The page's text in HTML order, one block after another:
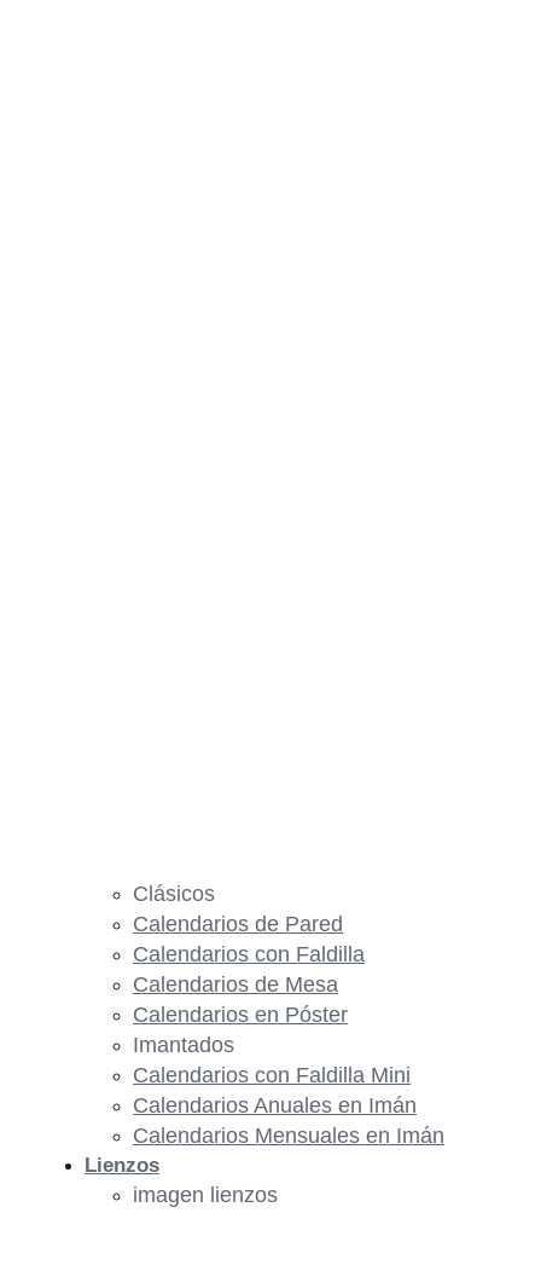
Clásicos
Calendarios de Pared
Calendarios con Faldilla
Calendarios de Mesa
Calendarios en Póster
Imantados
Calendarios con Faldilla Mini
Calendarios Anuales en Imán
Calendarios Mensuales en Imán
Lienzos
imagen lienzos